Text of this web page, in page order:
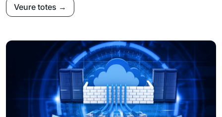
Veure totes →